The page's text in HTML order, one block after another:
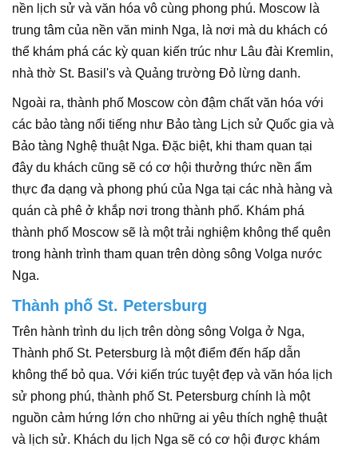
nền lịch sử và văn hóa vô cùng phong phú. Moscow là
trung tâm của nền văn minh Nga, là nơi mà du khách có
thể khám phá các kỳ quan kiến ​​trúc như Lâu đài Kremlin,
nhà thờ St. Basil's và Quảng trường Đỏ lừng danh.
Ngoài ra, thành phố Moscow còn đậm chất văn hóa với
các bảo tàng nổi tiếng như Bảo tàng Lịch sử Quốc gia và
Bảo tàng Nghệ thuật Nga. Đặc biệt, khi tham quan tại
đây du khách cũng sẽ có cơ hội thưởng thức nền ẩm
thực đa dạng và phong phú của Nga tại các nhà hàng và
quán cà phê ở khắp nơi trong thành phố. Khám phá
thành phố Moscow sẽ là một trải nghiệm không thể quên
trong hành trình tham quan trên dòng sông Volga nước
Nga.
Thành phố St. Petersburg
Trên hành trình du lịch trên dòng sông Volga ở Nga,
Thành phố St. Petersburg là một điểm đến hấp dẫn
không thể bỏ qua. Với kiến trúc tuyệt đẹp và văn hóa lịch
sử phong phú, thành phố St. Petersburg chính là một
nguồn cảm hứng lớn cho những ai yêu thích nghệ thuật
và lịch sử. Khách du lịch Nga sẽ có cơ hội được khám